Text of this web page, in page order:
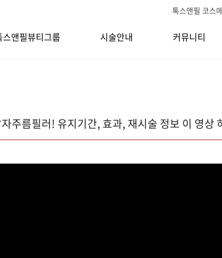
톡스앤필 코스
스앤필뷰티그룹 시술안내 커뮤니티
주름필러! 유지기간, 효과, 재시술 정보 이 영상